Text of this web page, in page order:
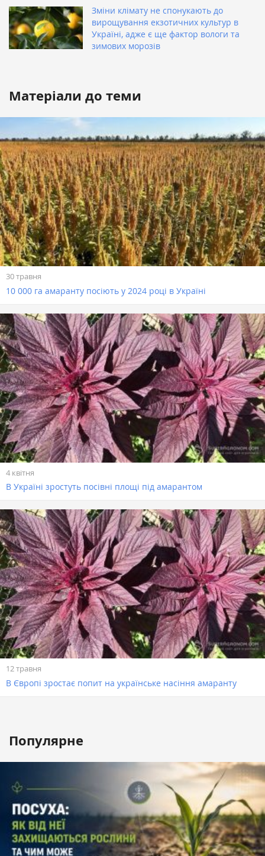
Зміни клімату не спонукають до
вирощування екзотичних культур в
Україні, адже є ще фактор вологи та
зимових морозів
Матеріали до теми
30 травня
10 000 га амаранту посіють у 2024 році в Україні
4 квітня
В Україні зростуть посівні площі під амарантом
12 травня
В Європі зростає попит на українське насіння амаранту
Популярне